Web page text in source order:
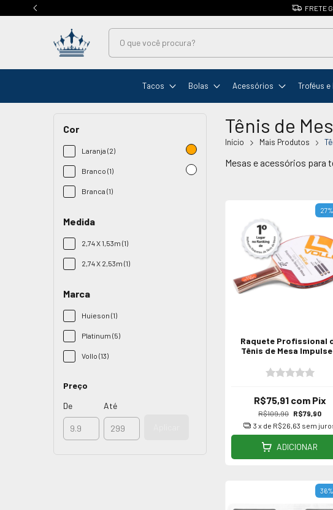
Tacos Bolas Acessórios Troféus e
Cor
Laranja (2)
Branco (1)
Branca (1)
Medida
2,74 X 1,53m (1)
2,74 X 2,53m (1)
Marca
Huieson (1)
Platinum (5)
Vollo (13)
Preço
De
Até
Tênis de
Início Mais Produtos
Mesas e acessórios para
27%
Raquete Profissional
Tênis de Mesa
R$109,90 R$79,90
R$75,91 com Pix
3 x de R$26,63 sem
ADICIONAR
36%